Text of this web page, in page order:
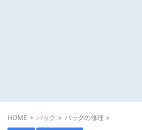
HOME > バック > バッグの修理 >